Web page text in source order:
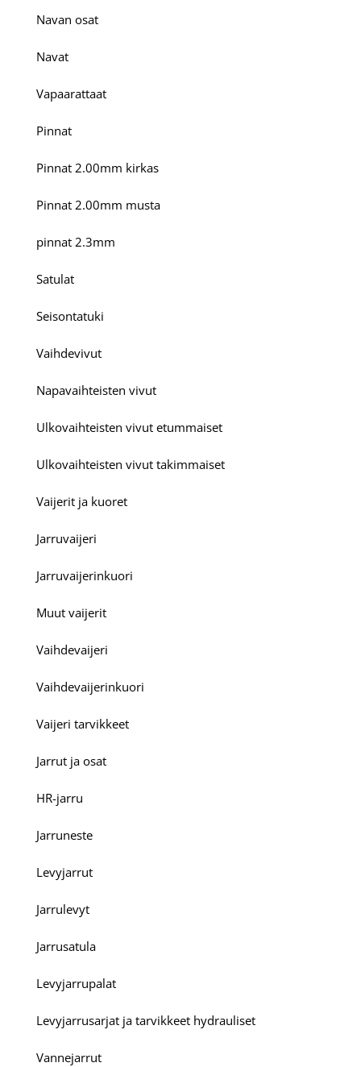
Navan osat
Navat
Vapaarattaat
Pinnat
Pinnat 2.00mm kirkas
Pinnat 2.00mm musta
pinnat 2.3mm
Satulat
Seisontatuki
Vaihdevivut
Napavaihteisten vivut
Ulkovaihteisten vivut etummaiset
Ulkovaihteisten vivut takimmaiset
Vaijerit ja kuoret
Jarruvaijeri
Jarruvaijerinkuori
Muut vaijerit
Vaihdevaijeri
Vaihdevaijerinkuori
Vaijeri tarvikkeet
Jarrut ja osat
HR-jarru
Jarruneste
Levyjarrut
Jarrulevyt
Jarrusatula
Levyjarrupalat
Levyjarrusarjat ja tarvikkeet hydrauliset
Vannejarrut